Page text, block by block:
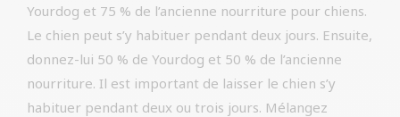
Yourdog et 75 % de l’ancienne nourriture pour chiens.
Le chien peut s’y habituer pendant deux jours. Ensuite,
donnez-lui 50 % de Yourdog et 50 % de l’ancienne
nourriture. Il est important de laisser le chien s’y
habituer pendant deux ou trois jours. Mélangez